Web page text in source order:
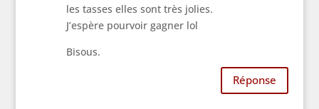
les tasses elles sont très jolies.
J’espère pourvoir gagner lol
Bisous.
Réponse